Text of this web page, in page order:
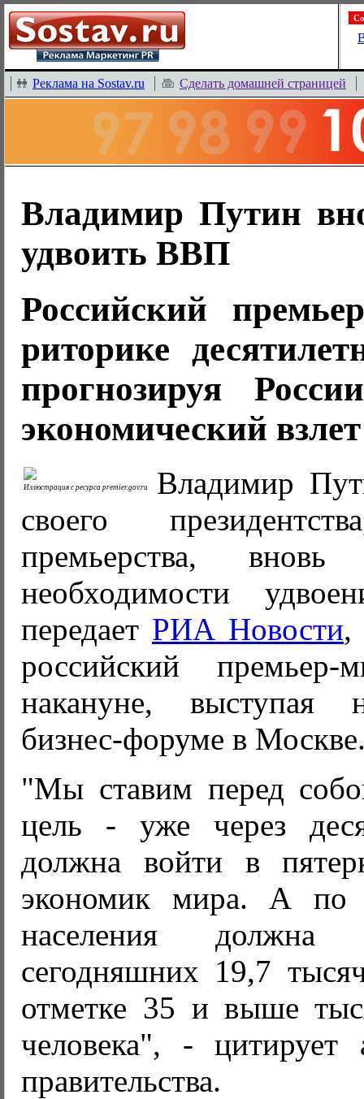
Реклама на Sostav.ru Сделать домашней страницей
Владимир Путин
удвоить ВВП
Российский
риторике
прогнозируя
экономический взлет
Иллюстрация с ресурса premier.gov.ru
Владимир
своего
премьерства,
необходимости
передает РИА Новости,
российский премьер-
накануне, выступая
бизнес-форуме в
"Мы ставим перед
цель - уже через
должна войти в
экономик мира. А
населения должна
сегодняшних 19,7
отметке 35 и выше
человека", - цитирует
правительства.